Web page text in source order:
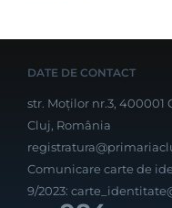
DATE DE CONTACT
str. Moților nr.3, 400001
Cluj, România
Comunicare carte de
9/2023: